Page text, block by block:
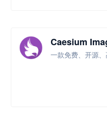
Caesium
一款免费、开源